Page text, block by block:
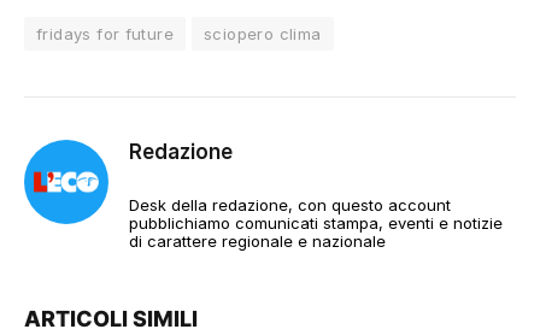
fridays for future sciopero clima
Redazione
Desk della redazione, con questo account
pubblichiamo comunicati stampa, eventi e notizie
di carattere regionale e nazionale
ARTICOLI SIMILI